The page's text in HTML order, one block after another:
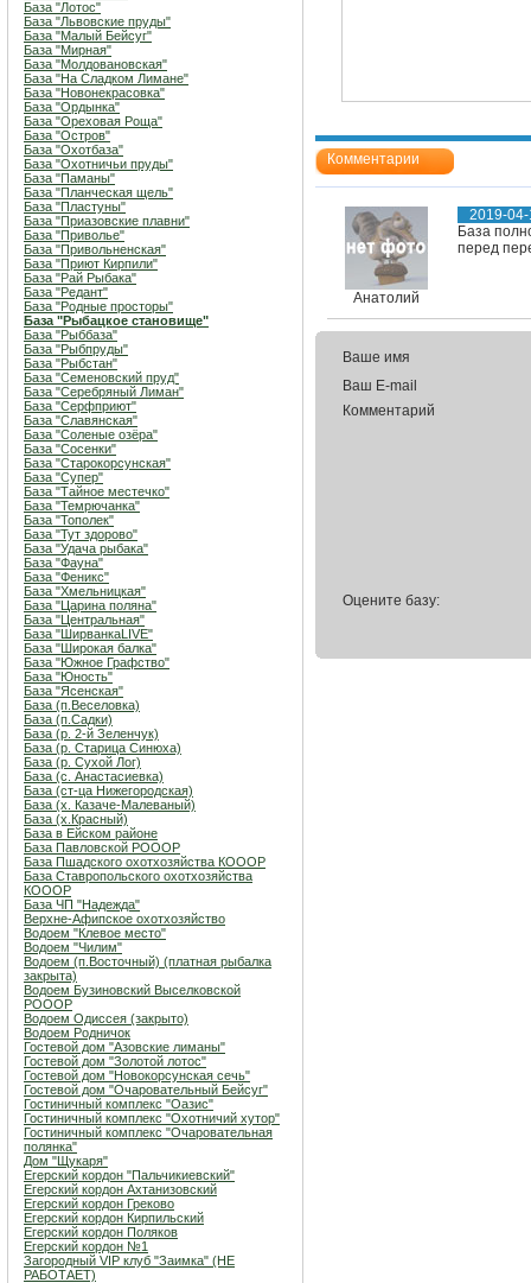
База "Лотос"
База "Львовские пруды"
База "Малый Бейсуг"
База "Мирная"
База "Молдовановская"
База "На Сладком Лимане"
База "Новонекрасовка"
База "Ордынка"
База "Ореховая Роща"
База "Остров"
База "Охотбаза"
База "Охотничьи пруды"
База "Паманы"
База "Планческая щель"
База "Пластуны"
База "Приазовские плавни"
База "Приволье"
База "Привольненская"
База "Приют Кирпили"
База "Рай Рыбака"
База "Редант"
База "Родные просторы"
База "Рыбацкое становище"
База "Рыббаза"
База "Рыбпруды"
База "Рыбстан"
База "Семеновский пруд"
База "Серебряный Лиман"
База "Серфприют"
База "Славянская"
База "Соленые озёра"
База "Сосенки"
База "Старокорсунская"
База "Супер"
База "Тайное местечко"
База "Темрючанка"
База "Тополек"
База "Тут здорово"
База "Удача рыбака"
База "Фауна"
База "Феникс"
База "Хмельницкая"
База "Царина поляна"
База "Центральная"
База "ШирванкаLIVE"
База "Широкая балка"
База "Южное Графство"
База "Юность"
База "Ясенская"
База (п.Веселовка)
База (п.Садки)
База (р. 2-й Зеленчук)
База (р. Старица Синюха)
База (р. Сухой Лог)
База (с. Анастасиевка)
База (ст-ца Нижегородская)
База (х. Казаче-Малеваный)
База (х.Красный)
База в Ейском районе
База Павловской РОООР
База Пшадского охотхозяйства КОООР
База Ставропольского охотхозяйства
КОООР
База ЧП "Надежда"
Верхне-Афипское охотхозяйство
Водоем "Клевое место"
Водоем "Чилим"
Водоем (п.Восточный) (платная рыбалка
закрыта)
Водоем Бузиновский Выселковской
РОООР
Водоем Одиссея (закрыто)
Водоем Родничок
Гостевой дом "Азовские лиманы"
Гостевой дом "Золотой лотос"
Гостевой дом "Новокорсунская сечь"
Гостевой дом "Очаровательный Бейсуг"
Гостиничный комплекс "Оазис"
Гостиничный комплекс "Охотничий хутор"
Гостиничный комплекс "Очаровательная
полянка"
Дом "Щукаря"
Егерский кордон "Пальчикиевский"
Егерский кордон Ахтанизовский
Егерский кордон Греково
Егерский кордон Кирпильский
Егерский кордон Поляков
Егерский кордон №1
Загородный VIP клуб "Заимка" (НЕ
РАБОТАЕТ)
Комментарии
Анатолий
2019-
База
перед
Ваше имя
Ваш E-mail
Комментарий
Оцените базу: